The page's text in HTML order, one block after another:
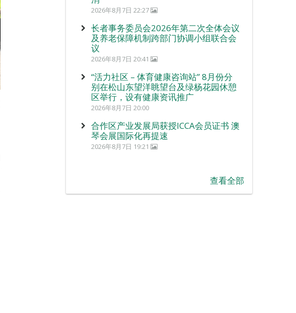
2026年8月7日 22:27
长者事务委员会2026年第二次全体会议
及养老保障机制跨部门协调小组联合会
议
2026年8月7日 20:41
“活力社区 – 体育健康咨询站” 8月份分
别在松山东望洋眺望台及绿杨花园休憩
区举行，设有健康资讯推广
2026年8月7日 20:00
合作区产业发展局获授ICCA会员证书 澳
琴会展国际化再提速
2026年8月7日 19:21
查看全部